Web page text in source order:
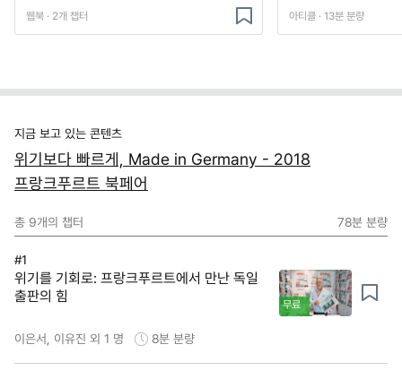
웹북 · 2개 챕터 아티클 · 13분 분량
지금 보고 있는 콘텐츠
위기보다 빠르게, Made in Germany - 2018
프랑크푸르트 북페어
총 9개의 챕터 78분 분량
#1
위기를 기회로: 프랑크푸르트에서 만난 독일
출판의 힘
무료
이은서, 이유진 외 1 명 8분 분량